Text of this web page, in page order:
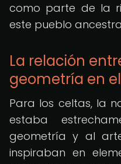
como parte de la
este pueblo
La relación
geometría en
Para los celtas, la
estaba
geometría y al
inspiraban en